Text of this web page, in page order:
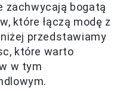
zachwycają bogatą
które łączą modę z
przedstawiamy
które warto
w tym